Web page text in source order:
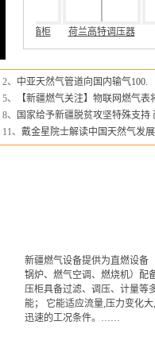
区域调压箱柜 荷兰高特调压器
2、 中亚天然气管道向国内输气100.
5、 【新疆燃气关注】物联网燃气表
8、 国家给予新疆脱贫攻坚特殊支持
11、 戴金星院士解读中国天然气发展
新疆燃气设备提供为直燃设备
锅炉、燃气空调、燃烧机）配
压柜具备过滤、调压、计量等
能； 它能适应流量,压力变化
迅速的工况条件。……